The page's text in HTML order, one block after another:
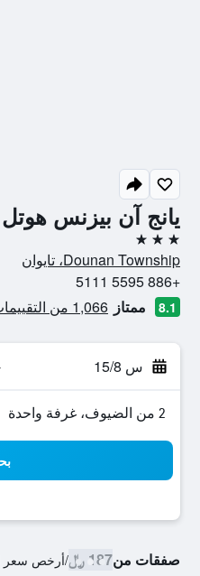
يانج آن بيزنس هوتل
3 نجوم
Dounan Township، تايوان
+886 5595 5111
8.1 ممتاز 1,066 من التقييمات تم التحقق منها
س 15/8
2 من الضيوف، غرفة واحدة
صفقات من187 ﷼ /أرخص سعر